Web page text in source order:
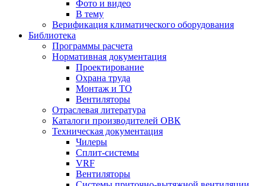
Фото и видео
В тему
Верификация климатического оборудования
Библиотека
Программы расчета
Нормативная документация
Проектирование
Охрана труда
Монтаж и ТО
Вентиляторы
Отраслевая литература
Каталоги производителей ОВК
Техническая документация
Чилеры
Сплит-системы
VRF
Вентиляторы